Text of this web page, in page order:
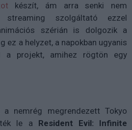
készít, ám arra senki nem
szolgáltató ezzel
szérián is dolgozik a
ez a helyzet, a napokban ugyanis
projekt, amihez rögtön egy
nemrég megrendezett Tokyo
le a Resident Evil: Infinite